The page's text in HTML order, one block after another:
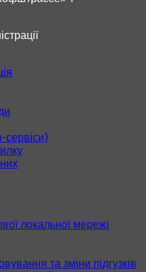
сервіси)
локальної мережі
та зміни підгузків